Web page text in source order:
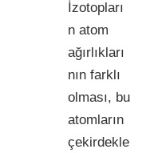
İzotopları
n atom
ağırlıkları
nın farklı
olması, bu
atomların
çekirdekle